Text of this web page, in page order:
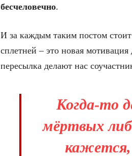
бесчеловечно.
И за каждым таким постом
сплетней – это новая
пересылка делают нас
Когда-то
мёртвых